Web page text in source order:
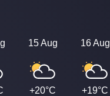
15 Aug
+20°C
16 Aug
+19°C